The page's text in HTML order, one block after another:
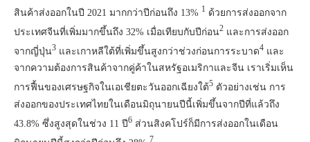
สินค้าส่งออกในปี 2021 มากกว่าปีก่อนถึง 13% 1 ด้วยการส่งออกจาก
ประเทศจีนที่เพิ่มมากขึ้นถึง 32% เมื่อเทียบกับปีก่อน2 และการส่งออก
จากญี่ปุ่น3 และเกาหลีใต้ที่เพิ่มขึ้นสูงกว่าช่วงก่อนการระบาด4 และ
จากความต้องการสินค้าจากคู่ค้าในสหรัฐอเมริกาและจีน เราเริ่มเห็น
การฟื้นของเศรษฐกิจในเอเชียตะวันออกเฉียงใต้5 ตัวอย่างเช่น การ
ส่งออกของประเทศไทยในเดือนมิถุนายนปีนี้เพิ่มขึ้นจากปีที่แล้วถึง
43.8% ซึ่งสูงสุดในช่วง 11 ปี6 ส่วนสิงคโปร์ก็มีการส่งออกในเดือน
7